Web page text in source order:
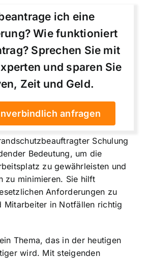
ich eine
Wie funktioniert
Sprechen Sie mit
und sparen Sie
Zeit und Geld.
anfragen
Schulung
Bedeutung, um die
zu gewährleisten und
zu minimieren. Sie hilft
Anforderungen zu
Mitarbeiter in Notfällen richtig
Thema, das in der heutigen
wird. Mit steigenden